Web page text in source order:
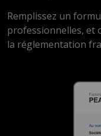
Remplissez un
professionnelles, et
la réglementation